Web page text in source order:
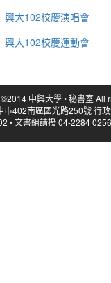
興大102校慶演唱會
興大102校慶運動會
中興大學 • 秘書室 All
市402南區國光路250號 行
• 文書組請撥 04-2284